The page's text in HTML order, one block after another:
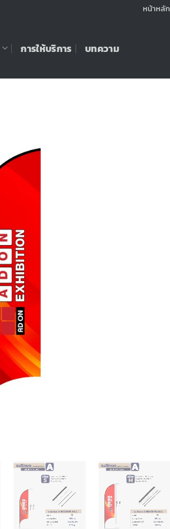
หน้าหลัก
การให้บริการ บทความ